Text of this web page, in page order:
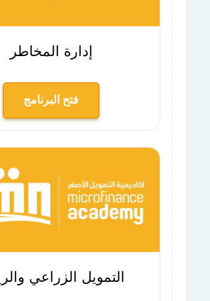
إدارة المخاطر
فتح البرنامج
التمويل الزراعي